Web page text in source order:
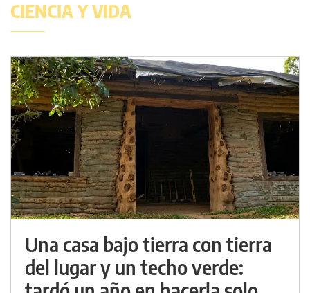
CIENCIA Y VIDA
Una casa bajo tierra con tierra
del lugar y un techo verde: